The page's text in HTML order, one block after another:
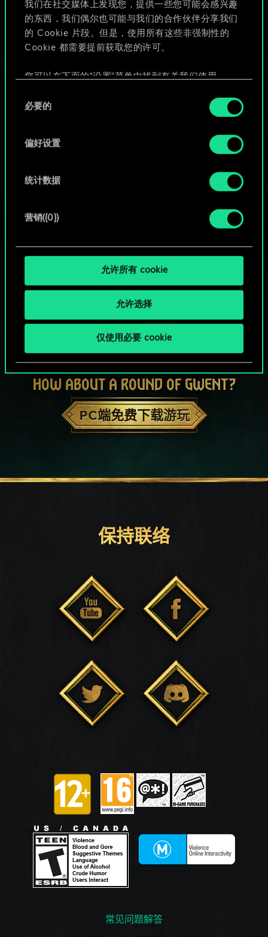
我们在社交媒体上发现您，提供一些您可能会感兴趣
的东西，我们偶尔也可能与我们的合作伙伴分享我们
的 Cookie 片段。但是，使用所有这些非强制性的
Cookie 都需要提前获取您的许可。
您可以在下面的"设置"菜单中找到有关我们使用
好。一旦您了解了其中的内容并准备好继续，请点
必要的
偏好设置
统计数据
营销({0})
允许所有 cookie
允许选择
仅使用必要 cookie
给牌组命名并撰写攻略
编辑牌组
HOW ABOUT A ROUND OF GWENT?
PC端免费下载游玩
保持联络
常见问题解答